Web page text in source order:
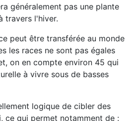
généralement pas une plante
travers l'hiver.
peut être transférée au monde
les races ne sont pas égales
on en compte environ 45 qui
à vivre sous de basses
logique de cibler des
ce qui permet notamment de :